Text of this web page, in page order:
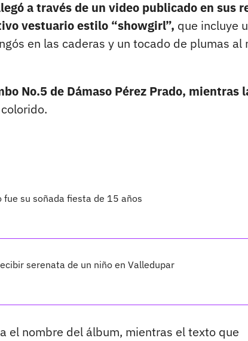
a través de un video publicado en sus
vestuario estilo “showgirl”, que incluye
en las caderas y un tocado de plumas al
No.5 de Dámaso Pérez Prado, mientras
su soñada fiesta de 15 años
serenata de un niño en Valledupar
el nombre del álbum, mientras el texto que